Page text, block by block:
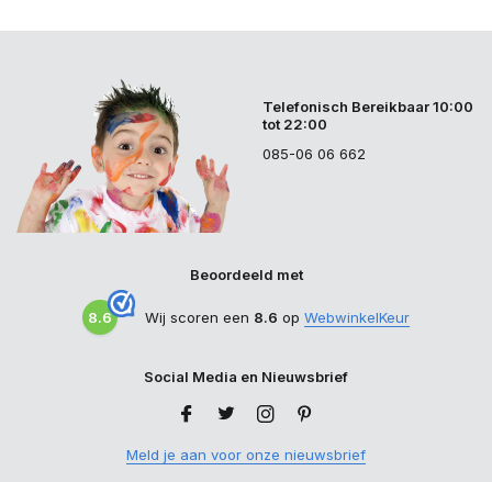
Telefonisch Bereikbaar 10:00
tot 22:00
085-06 06 662
Beoordeeld met
8.6 Wij scoren een 8.6 op WebwinkelKeur
Social Media en Nieuwsbrief
Meld je aan voor onze nieuwsbrief